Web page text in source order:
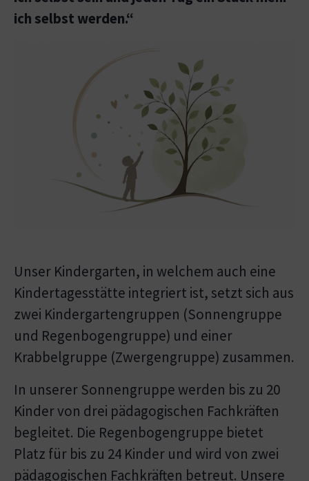
ich selbst werden.“
Unser Kindergarten, in welchem auch eine
Kindertagesstätte integriert ist, setzt sich aus
zwei Kindergartengruppen (Sonnengruppe
und Regenbogengruppe) und einer
Krabbelgruppe (Zwergengruppe) zusammen.
In unserer Sonnengruppe werden bis zu 20
Kinder von drei pädagogischen Fachkräften
begleitet. Die Regenbogengruppe bietet
Platz für bis zu 24 Kinder und wird von zwei
pädagogischen Fachkräften betreut. Unsere